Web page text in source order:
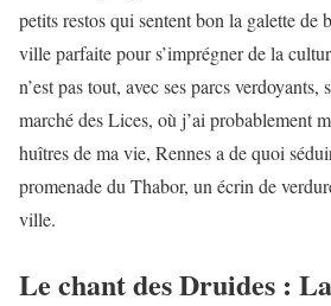
petits restos qui sentent bon la galette de
ville parfaite pour s’imprégner de la
n’est pas tout, avec ses parcs verdoyants,
marché des Lices, où j’ai probablement
huîtres de ma vie, Rennes a de quoi
promenade du Thabor, un écrin de
ville.
Le chant des Druides :